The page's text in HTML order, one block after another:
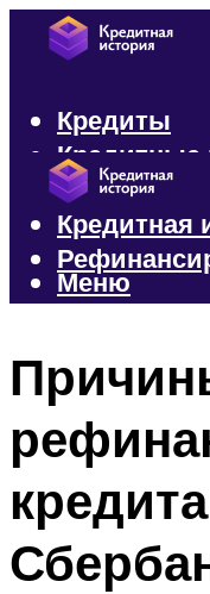
Кредиты
Кредитные
Микрозаймы
Кредитная
Меню